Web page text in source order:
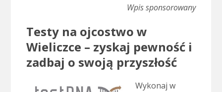
Wpis sponsorowany
Testy na ojcostwo w
Wieliczce – zyskaj pewność i
zadbaj o swoją przyszłość
Wykonaj w